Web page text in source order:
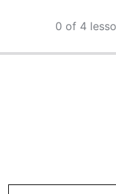
0 of 4